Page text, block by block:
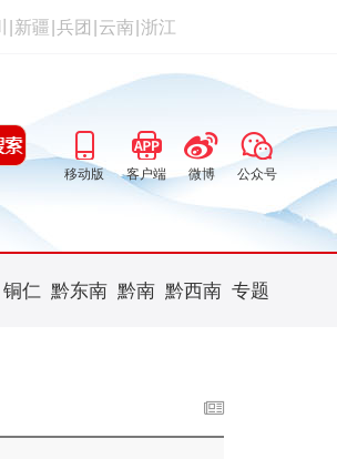
新疆 兵团 云南 浙江
移动版 客户端 微博 公众号
铜仁 黔东南 黔南 黔西南 专题